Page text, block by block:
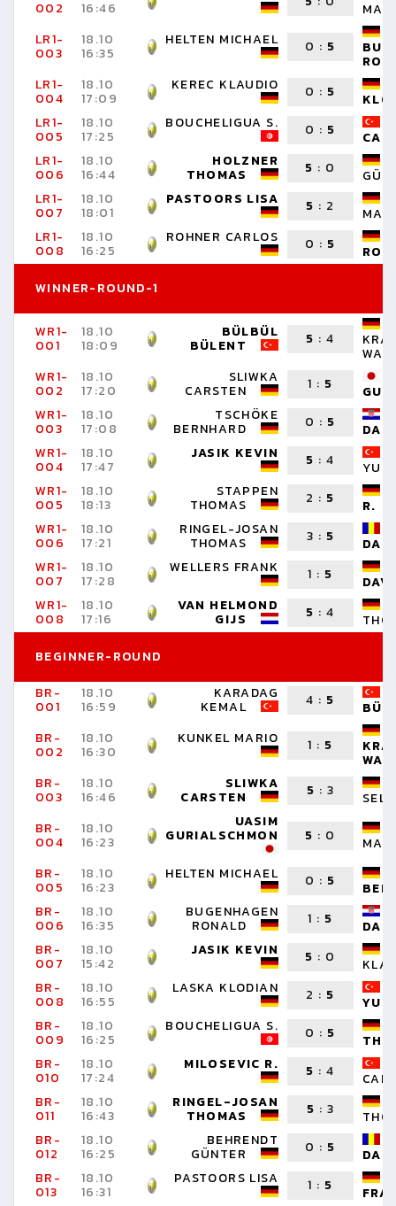
002 16:46
LR1-
003
18.10
16:35
HELTEN MICHAEL 0 : 5
LR1-
004
18.10
17:09
KEREC KLAUDIO 0 : 5
LR1-
005
18.10
17:25
BOUCHELIGUA S. 0 : 5
LR1-
006
18.10
16:44
HOLZNER
THOMAS 5 : 0
LR1-
007
18.10
18:01
PASTOORS LISA 5 : 2
LR1-
008
18.10
16:25
ROHNER CARLOS 0 : 5
WINNER-ROUND-1
WR1-
001
18.10
18:09
BÜLBÜL
BÜLENT 5 :4
WR1-
002
18.10
17:20
SLIWKA
CARSTEN 1 : 5
WR1-
003
18.10
17:08
TSCHÖKE
BERNHARD 0 : 5
WR1-
004
18.10
17:47
JASIK KEVIN 5 :4
WR1-
005
18.10
18:13
STAPPEN
THOMAS 2 : 5
R.
WR1-
006
18.10
17:21
RINGEL-JOSAN
THOMAS 3 : 5
WR1-
007
18.10
17:28
WELLERS FRANK 1 : 5
AVID
WR1-
008
18.10
17:16
VAN HELMOND
GIJS 5 :4
BEGINNER-ROUND
BR-
001
18.10
16:59
KARADAG
KEMAL 4 : 5
BR-
002
18.10
16:30
KUNKEL MARIO 1 : 5
BR-
003
18.10
16:46
SLIWKA
CARSTEN 5 : 3
BR-
004
18.10
16:23
UASIM
GURIALSCHMON 5 : 0
BR-
005
18.10
16:23
HELTEN MICHAEL 0 : 5
BR-
006
18.10
16:35
BUGENHAGEN
RONALD 1 : 5
BR-
007
18.10
15:42
JASIK KEVIN 5 : 0
BR-
008
18.10
16:55
LASKA KLODIAN 2 : 5
BR-
009
18.10
16:25
BOUCHELIGUA S. 0 : 5
BR-
010
18.10
17:24
MILOSEVIC R. 5 :4
BR-
011
18.10
16:43
RINGEL-JOSAN
THOMAS 5 : 3
BR-
012
18.10
16:25
BEHRENDT
GÜNTER 0 : 5
BR-
013
18.10
16:31
PASTOORS LISA 1 : 5